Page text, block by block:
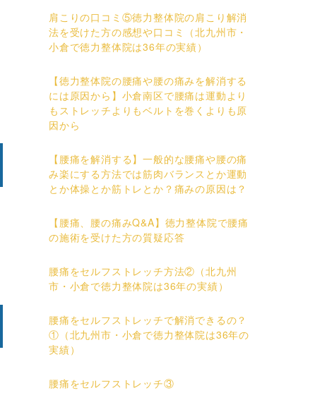
肩こりの口コミ⑤徳力整体院の肩こり解消
法を受けた方の感想や口コミ（北九州市・
小倉で徳力整体院は36年の実績）
【徳力整体院の腰痛や腰の痛みを解消する
には原因から】小倉南区で腰痛は運動より
もストレッチよりもベルトを巻くよりも原
因から
【腰痛を解消する】一般的な腰痛や腰の痛
み楽にする方法では筋肉バランスとか運動
とか体操とか筋トレとか？痛みの原因は？
【腰痛、腰の痛みQ&A】徳力整体院で腰痛
の施術を受けた方の質疑応答
腰痛をセルフストレッチ方法②（北九州
市・小倉で徳力整体院は36年の実績）
腰痛をセルフストレッチで解消できるの？
①（北九州市・小倉で徳力整体院は36年の
実績）
腰痛をセルフストレッチ③